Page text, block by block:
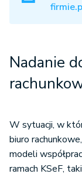
Nadanie
W sytuacji, w
biuro
modeli
ramach KSeF,